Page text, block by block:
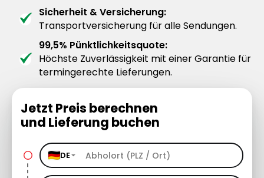
Sicherheit & Versicherung:
Transportversicherung für alle Sendungen.
99,5% Pünktlichkeitsquote:
Höchste Zuverlässigkeit mit einer Garantie für
termingerechte Lieferungen.
Jetzt Preis berechnen
und Lieferung buchen
DE